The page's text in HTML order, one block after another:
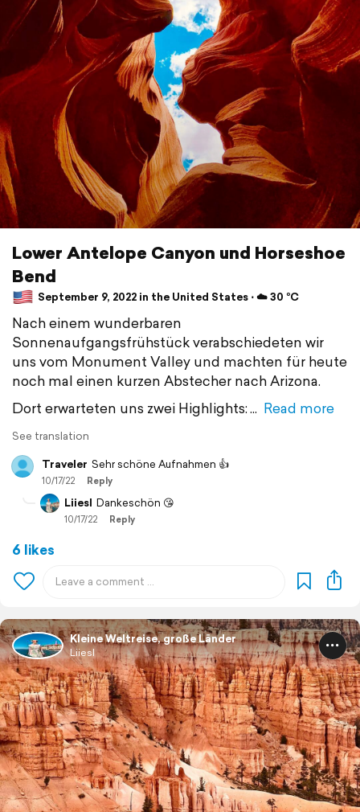
Lower Antelope Canyon und Horseshoe
Bend
September 9, 2022 in the United States ⋅ ☁️ 30 °C
Nach einem wunderbaren
Sonnenaufgangsfrühstück verabschiedeten wir
uns vom Monument Valley und machten für heute
noch mal einen kurzen Abstecher nach Arizona.
Dort erwarteten uns zwei Highlights:
Read more
See translation
Traveler Sehr schöne Aufnahmen 👍
10/17/22 Reply
Liiesl Dankeschön 😘
10/17/22 Reply
6 likes
Kleine Weltreise, große Länder
Liiesl